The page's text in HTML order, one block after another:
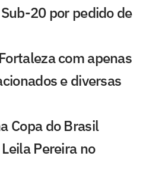
20 por pedido de
com apenas
e diversas
Copa do Brasil
Pereira no